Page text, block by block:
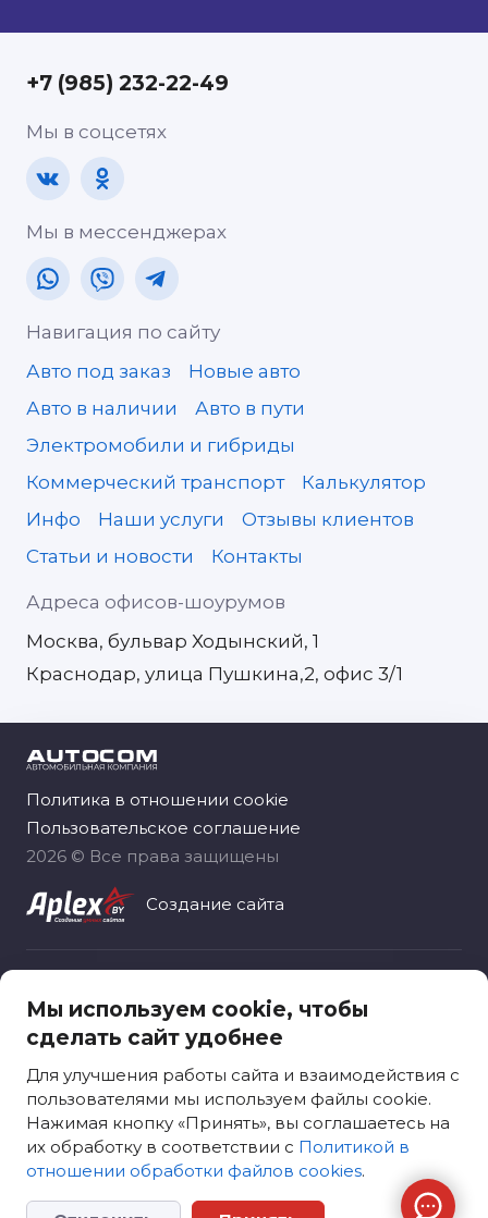
Адреса офисов-шоурумов
Москва, бульвар Ходынский, 1
Краснодар, улица Пушкина,2, офис 3/1
+7 (985) 232-22-49
Мы в соцсетях
Мы в мессенджерах
Навигация по сайту
Авто под заказ
Новые авто
Авто в наличии
Авто в пути
Электромобили и гибриды
Коммерческий транспорт
Калькулятор
Инфо
Наши услуги
Отзывы клиентов
Статьи и новости
Контакты
Политика в отношении cookie
Пользовательское соглашение
2026 © Все права защищены
Создание сайта
«Автоком рус», зарегистрировано 06.11.2020
Москва, вн.тер.г. муниципальный округ
Ярославский, ул. Лосевская, д. 18
Сканируйте QR код
для входа на сайт
Мы используем cookie, чтобы
сделать сайт удобнее
Для улучшения работы сайта и взаимодействия с
пользователями мы используем файлы cookie.
Нажимая кнопку «Принять», вы соглашаетесь на
их обработку в соответствии с Политикой в
отношении обработки файлов cookies.